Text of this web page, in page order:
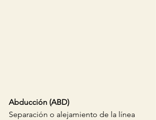
Abducción (ABD)
Separación o alejamiento de la línea